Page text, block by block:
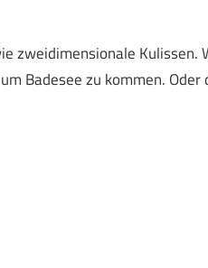
zweidimensionale
Badesee zu kommen.